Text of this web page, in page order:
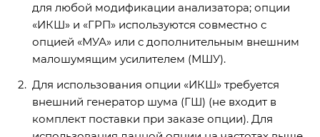
для любой модификации анализатора; опции
«ИКШ» и «ГРП» используются совместно с
опцией «МУА» или с дополнительным внешним
малошумящим усилителем (МШУ).
Для использования опции «ИКШ» требуется
внешний генератор шума (ГШ) (не входит в
комплект поставки при заказе опции). Для